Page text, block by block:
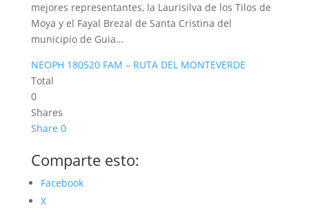
mejores representantes, la Laurisilva de los Tilos de
Moya y el Fayal Brezal de Santa Cristina del
municipio de Guia…
NEOPH 180520 FAM – RUTA DEL MONTEVERDE
Total
0
Shares
Share 0
Comparte esto:
Facebook
X